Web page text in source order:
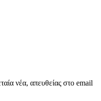
νέα, απευθείας στο email